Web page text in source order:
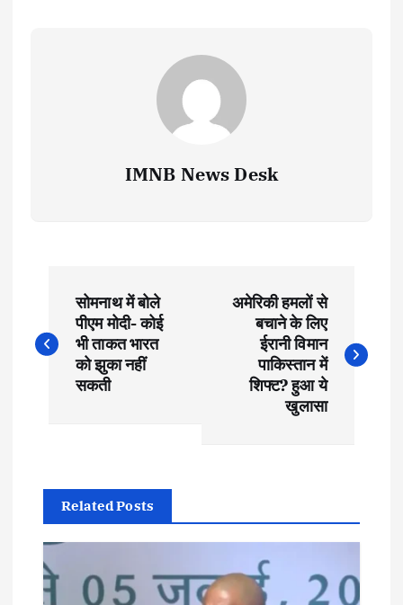
IMNB News Desk
o
v
सोमनाथ में बोले
पीएम मोदी- कोई
भी ताकत भारत
को झुका नहीं
सकती
अमेरिकी हमलों से
बचाने के लिए
ईरानी विमान
पाकिस्तान में
शिफ्ट? हुआ ये
खुलासा
Related Posts